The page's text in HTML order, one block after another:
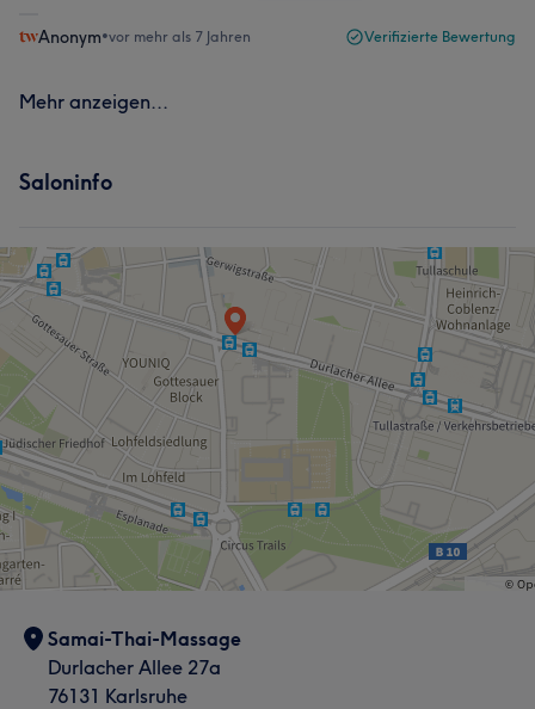
Anonym•vor mehr als 7 Jahren Verifizierte Bewertung
Mehr anzeigen...
Saloninfo
Samai-Thai-Massage
Durlacher Allee 27a
76131 Karlsruhe